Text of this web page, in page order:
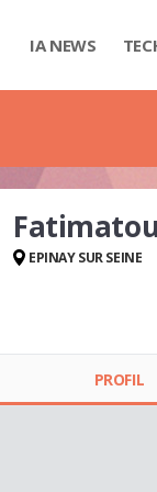
IA NEWS
EPINAY SUR SEINE
PROFIL